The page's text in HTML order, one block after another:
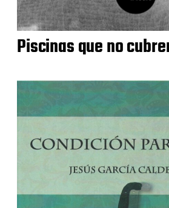
Piscinas que no